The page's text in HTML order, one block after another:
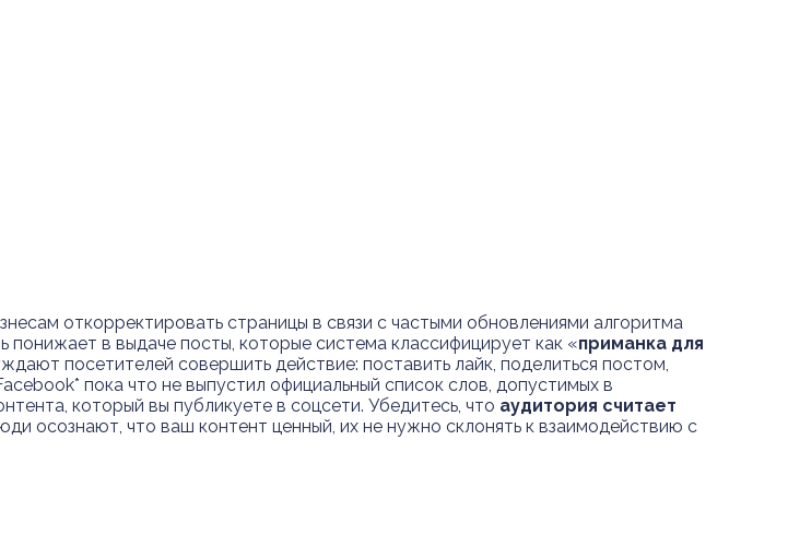
откорректировать страницы в связи с частыми обновлениями алгоритма
понижает в выдаче посты, которые система классифицирует как «приманка для
посетителей совершить действие: поставить лайк, поделиться постом,
пока что не выпустил официальный список слов, допустимых в
который вы публикуете в соцсети. Убедитесь, что аудитория считает
осознают, что ваш контент ценный, их не нужно склонять к взаимодействию с